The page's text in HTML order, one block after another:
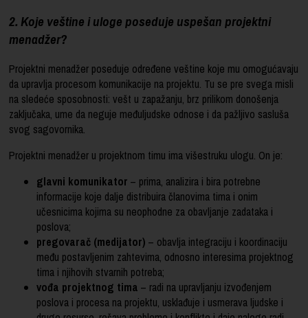
2. Koje veštine i uloge poseduje uspešan projektni
menadžer?
Projektni menadžer poseduje određene veštine koje mu omogućavaju
da upravlja procesom komunikacije na projektu. Tu se pre svega misli
na sledeće sposobnosti: vešt u zapažanju, brz prilikom donošenja
zaključaka, ume da neguje međuljudske odnose i da pažljivo sasluša
svog sagovornika.
Projektni menadžer u projektnom timu ima višestruku ulogu. On je:
glavni komunikator – prima, analizira i bira potrebne
informacije koje dalje distribuira članovima tima i onim
učesnicima kojima su neophodne za obavljanje zadataka i
poslova;
pregovarač (medijator) – obavlja integraciju i koordinaciju
među postavljenim zahtevima, odnosno interesima projektnog
tima i njihovih stvarnih potreba;
vođa projektnog tima – radi na upravljanju izvođenjem
poslova i procesa na projektu, usklađuje i usmerava ljudske i